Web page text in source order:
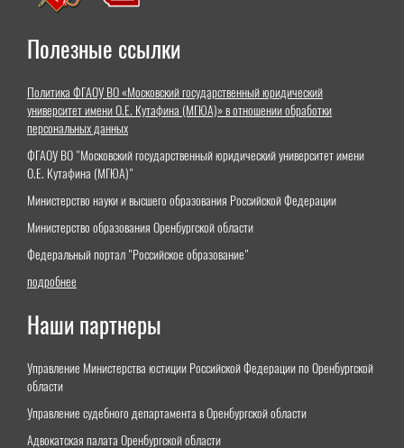
Полезные ссылки
Политика ФГАОУ ВО «Московский государственный юридический
университет имени О.Е. Кутафина (МГЮА)» в отношении обработки
персональных данных
ФГАОУ ВО "Московский государственный юридический университет имени
О.Е. Кутафина (МГЮА)"
Министерство науки и высшего образования Российской Федерации
Министерство образования Оренбургской области
Федеральный портал "Российское образование"
подробнее
Наши партнеры
Управление Министерства юстиции Российской Федерации по Оренбургской
области
Управление судебного департамента в Оренбургской области
Адвокатская палата Оренбургской области